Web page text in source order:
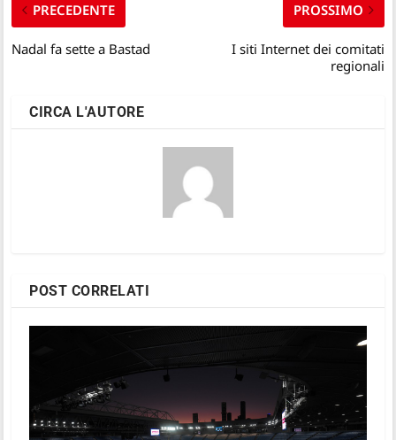
PRECEDENTE
Nadal fa sette a Bastad
PROSSIMO
I siti Internet dei comitati
regionali
CIRCA L'AUTORE
POST CORRELATI